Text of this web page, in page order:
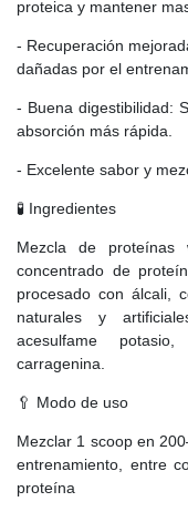
proteica y mantener
- Recuperación
dañadas por el
- Buena digestibilidad:
absorción más rápida.
- Excelente sabor y
🧪 Ingredientes
Mezcla de proteínas
concentrado de
procesado con álcali,
naturales y
acesulfame
carragenina.
🥄 Modo de uso
Mezclar 1 scoop en
entrenamiento, entre
proteína